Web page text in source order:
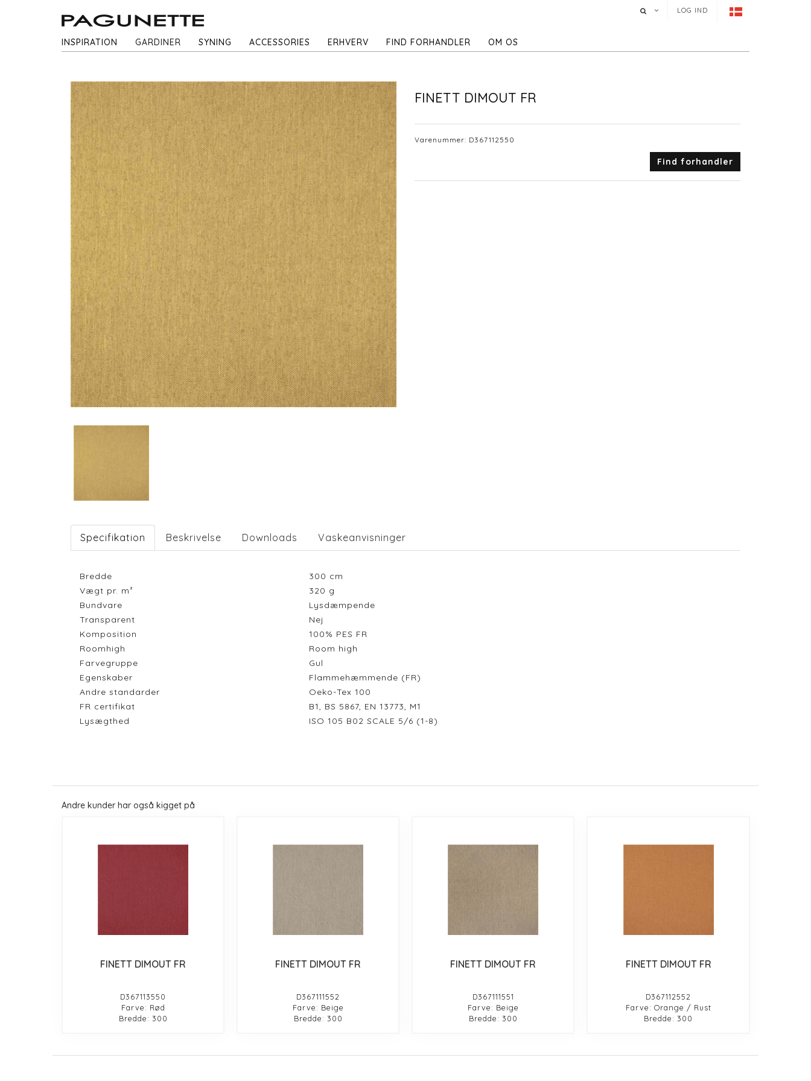
LOG IND
INSPIRATION GARDINER SYNING ACCESSORIES ERHVERV FIND FORHANDLER OM OS
FINETT DIMOUT FR
Varenummer: D367112550
Find forhandler
Specifikation Beskrivelse Downloads Vaskeanvisninger
Bredde 300 cm
Vægt pr. m²
320 g
Bundvare
Lysdæmpende
Transparent
Nej
Komposition
100% PES FR
Roomhigh
Room high
Farvegruppe
Gul
Egenskaber
Flammehæmmende (FR)
Andre standarder
Oeko-Tex 100
FR certifikat
B1, BS 5867, EN 13773, M1
Lysægthed
ISO 105 B02 SCALE 5/6 (1-8)
Andre kunder har også kigget på
FINETT DIMOUT FR
D367113550
Farve: Rød
Bredde: 300
FINETT DIMOUT FR
D367111552
Farve: Beige
Bredde: 300
FINETT DIMOUT FR
D367111551
Farve: Beige
Bredde: 300
FINETT DIMOUT FR
D367112552
Farve: Orange / Rust
Bredde: 300